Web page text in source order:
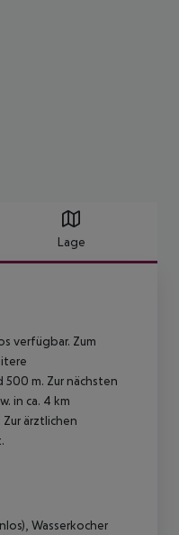
Lage
verfügbar. Zum
500 m. Zur nächsten
in ca. 4 km
ärztlichen
Wasserkocher